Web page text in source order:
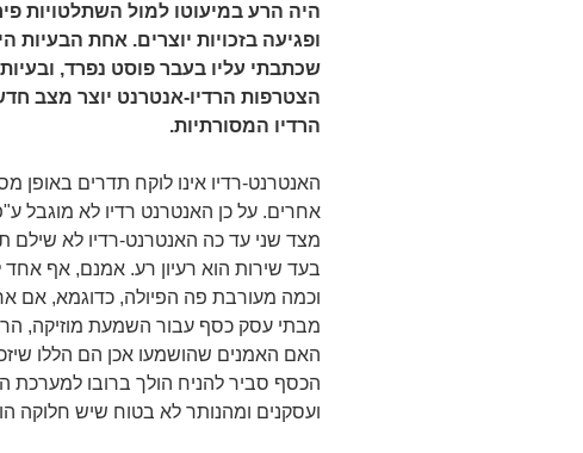
היה הרע במיעוטו למול השתלטויות
ופגיעה בזכויות יוצרים. אחת הבעיות
שכתבתי עליו בעבר פוסט נפרד,
הצטרפות הרדיו-אנטרנט יוצר מצב
הרדיו המסורתיות.
האנטרנט-רדיו אינו לוקח תדרים באופן
אחרים. על כן האנטרנט רדיו לא מוגבל
מצד שני עד כה האנטרנט-רדיו לא שילם
בעד שירות הוא רעיון רע. אמנם, אף
וכמה מעורבת פה הפיולה, כדוגמא, אם
מבתי עסק כסף עבור השמעת מוזיקה,
האם האמנים שהושמעו אכן הם הללו
הכסף סביר להניח הולך ברובו למערכת
ועסקנים ומהנותר לא בטוח שיש חלוקה